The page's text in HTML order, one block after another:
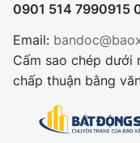
0901 514 7990915
Email:
Cấm sao chép dưới
chấp thuận bằng